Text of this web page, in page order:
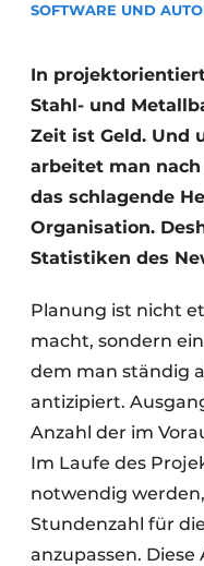
Ein
Videos
SOFTWARE UND
In
Stahl- und
Zeit ist Geld. Und
arbeitet man
das schlagende
Organisation.
Statistiken des
Planung ist nicht
macht, sondern
dem man ständig
antizipiert.
Anzahl der im
Im Laufe des
notwendig
Stundenzahl für
anzupassen.